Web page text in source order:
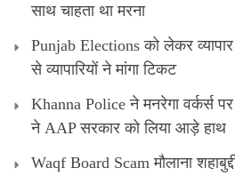
साथ चाहता था मरना
Punjab Elections को लेकर
से व्यापारियों ने मांगा टिकट
Khanna Police ने मनरेगा वर्कर्स
ने AAP सरकार को लिया आड़े हाथ
Waqf Board Scam मौलाना